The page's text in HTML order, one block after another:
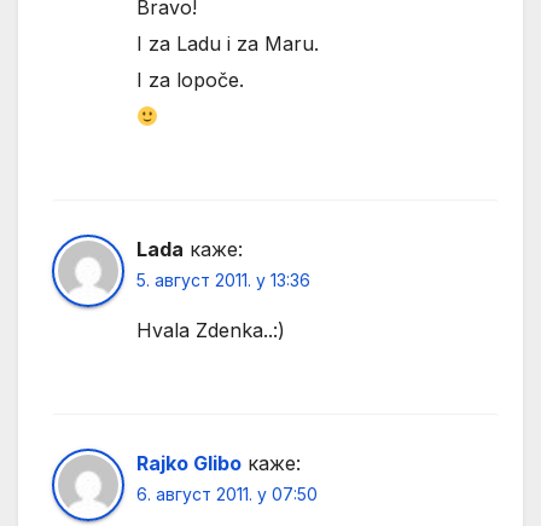
Bravo!
I za Ladu i za Maru.
I za lopoče.
Lada каже:
5. август 2011. у 13:36
Hvala Zdenka..:)
Rajko Glibo каже:
6. август 2011. у 07:50